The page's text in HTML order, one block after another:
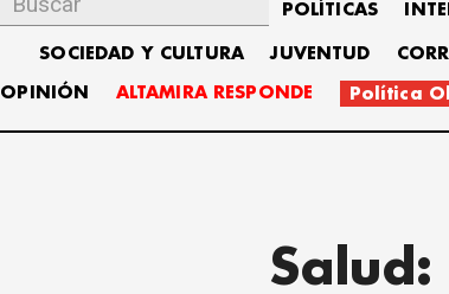
POLÍTICAS
SOCIEDAD Y CULTURA JUVENTUD
OPINIÓN ALTAMIRA RESPONDE Política
Salud: